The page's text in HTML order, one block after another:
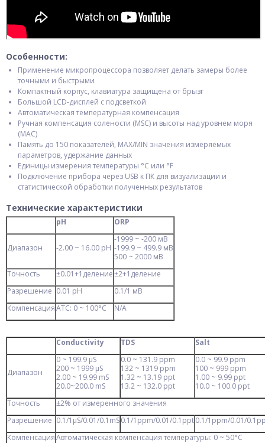
Особенности:
Применение микропроцессора позволяет делать замеры более
точными и быстрыми
Компактный корпус, клавиатура защищена от брызг
Большой LCD-дисплей с подсветкой
Автоматическая температурная компенсация
Ручная компенсация солености (MSC) и высоты над уровнем моря
(MAC)
Память до 150 показателей, MAX/MIN значения измеряемых
параметров, удержание данных
Единицы измерения температуры °C или °F
Подключение прибора через USB к ПК для визуализации и
статистической обработки полученных результатов
Технические характеристики
pH ORP
Диапазон -2.00 ~ 16.00 pH
-1999 ~ -200 мВ
-199.9 ~ 499.9 мВ
500 ~ 2000 мВ
Точность
±0.01+1деление±2+1деление
Разрешение 0.01 рН
0.1/1 мВ
КомпенсацияАТС: 0 ~ 100°С N/A
Conductivity TDS Salt
Диапазон
0 ~ 199.9 µS
200 ~ 1999 µS
2.00 ~ 19.99 mS
20.0~200.0 mS
0.0 ~ 131.9 ppm
132 ~ 1319 ppm
1.32 ~ 13.19 ppt
13.2 ~ 132.0 ppt
0.0 ~ 99.9 ppm
100 ~ 999 ppm
1.00 ~ 9.99 ppt
10.0 ~ 100.0 ppt
Точность
±2% от измеренного значения
Разрешение 0.1/1µS/0.01/0.1mS0.1/1ppm/0.01/0.1ppt0.1/1ppm/0.01/
КомпенсацияАвтоматическая компенсация температуры: 0 ~ 50°С